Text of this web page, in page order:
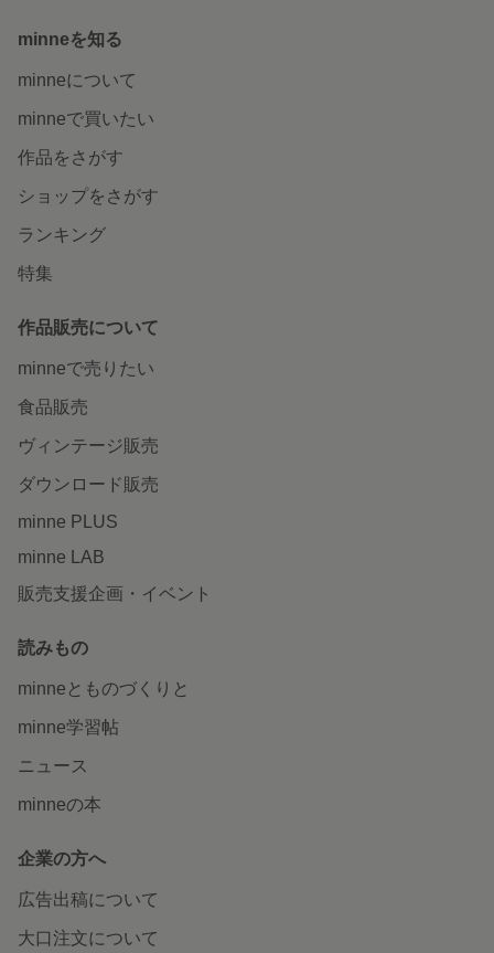
minneを知る
minneについて
minneで買いたい
作品をさがす
ショップをさがす
ランキング
特集
作品販売について
minneで売りたい
食品販売
ヴィンテージ販売
ダウンロード販売
minne PLUS
minne LAB
販売支援企画・イベント
読みもの
minneとものづくりと
minne学習帖
ニュース
minneの本
企業の方へ
広告出稿について
大口注文について